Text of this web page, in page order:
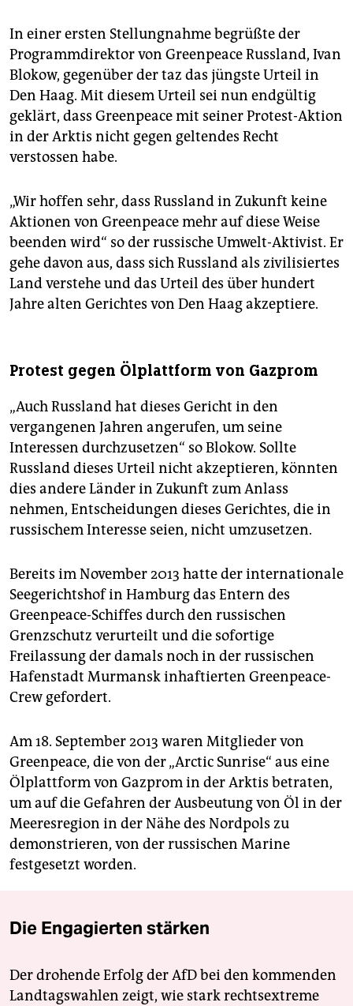
In einer ersten Stellungnahme begrüßte der
Programmdirektor von Greenpeace Russland, Ivan
Blokow, gegenüber der taz das jüngste Urteil in
Den Haag. Mit diesem Urteil sei nun endgültig
geklärt, dass Greenpeace mit seiner Protest-Aktion
in der Arktis nicht gegen geltendes Recht
verstossen habe.
„Wir hoffen sehr, dass Russland in Zukunft keine
Aktionen von Greenpeace mehr auf diese Weise
beenden wird“ so der russische Umwelt-Aktivist. Er
gehe davon aus, dass sich Russland als zivilisiertes
Land verstehe und das Urteil des über hundert
Jahre alten Gerichtes von Den Haag akzeptiere.
Protest gegen Ölplattform von Gazprom
„Auch Russland hat dieses Gericht in den
vergangenen Jahren angerufen, um seine
Interessen durchzusetzen“ so Blokow. Sollte
Russland dieses Urteil nicht akzeptieren, könnten
dies andere Länder in Zukunft zum Anlass
nehmen, Entscheidungen dieses Gerichtes, die in
russischem Interesse seien, nicht umzusetzen.
Bereits im November 2013 hatte der internationale
Seegerichtshof in Hamburg das Entern des
Greenpeace-Schiffes durch den russischen
Grenzschutz verurteilt und die sofortige
Freilassung der damals noch in der russischen
Hafenstadt Murmansk inhaftierten Greenpeace-
Crew gefordert.
Am 18. September 2013 waren Mitglieder von
Greenpeace, die von der „Arctic Sunrise“ aus eine
Ölplattform von Gazprom in der Arktis betraten,
um auf die Gefahren der Ausbeutung von Öl in der
Meeresregion in der Nähe des Nordpols zu
demonstrieren, von der russischen Marine
festgesetzt worden.
Die Engagierten stärken
Der drohende Erfolg der AfD bei den kommenden
Landtagswahlen zeigt, wie stark rechtsextreme